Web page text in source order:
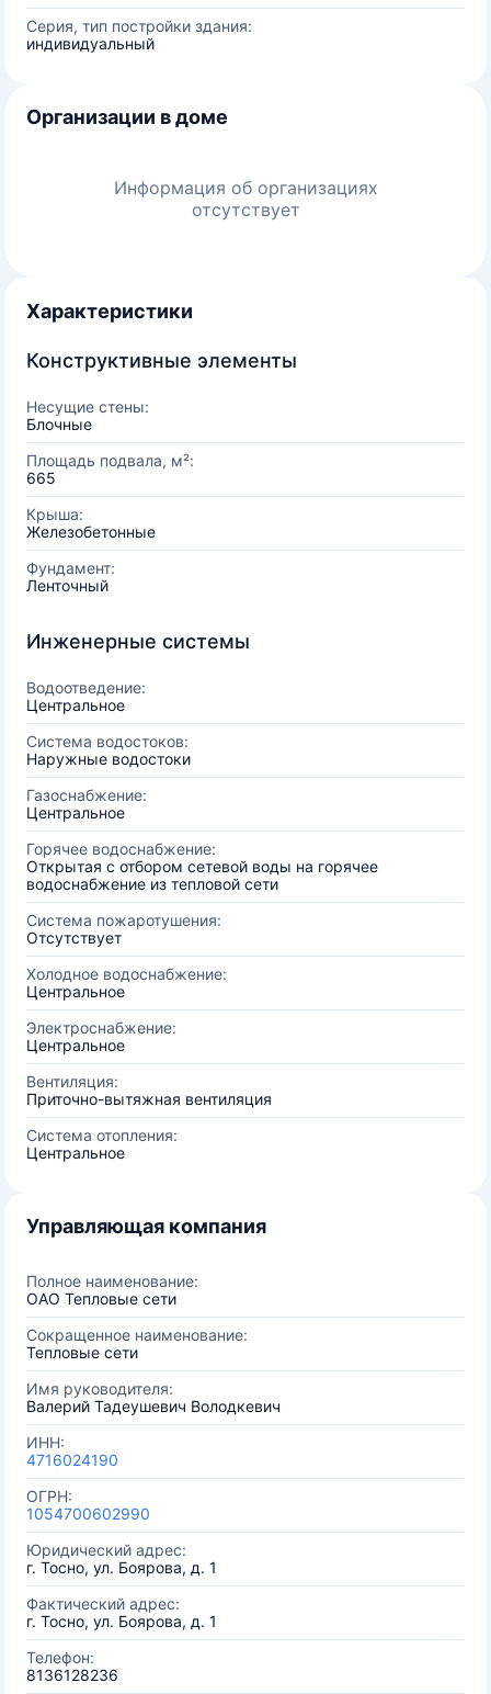
Серия, тип постройки здания:
индивидуальный
Организации в доме
Информация об организациях
отсутствует
Характеристики
Конструктивные элементы
Несущие стены:
Блочные
Площадь подвала, м²:
665
Крыша:
Железобетонные
Фундамент:
Ленточный
Инженерные системы
Водоотведение:
Центральное
Система водостоков:
Наружные водостоки
Газоснабжение:
Центральное
Горячее водоснабжение:
Открытая с отбором сетевой воды на горячее
водоснабжение из тепловой сети
Система пожаротушения:
Отсутствует
Холодное водоснабжение:
Центральное
Электроснабжение:
Центральное
Вентиляция:
Приточно-вытяжная вентиляция
Система отопления:
Центральное
Управляющая компания
Полное наименование:
ОАО Тепловые сети
Сокращенное наименование:
Тепловые сети
Имя руководителя:
Валерий Тадеушевич Володкевич
ИНН:
4716024190
ОГРН:
1054700602990
Юридический адрес:
г. Тосно, ул. Боярова, д. 1
Фактический адрес:
г. Тосно, ул. Боярова, д. 1
Телефон:
8136128236